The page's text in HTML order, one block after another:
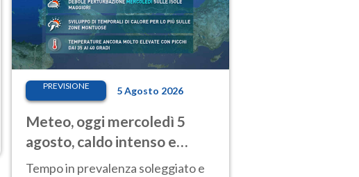
PREVISIONE 5 Agosto 2026
Meteo, oggi mercoledì 5
agosto, caldo intenso e
temporali
Tempo in prevalenza soleggiato e